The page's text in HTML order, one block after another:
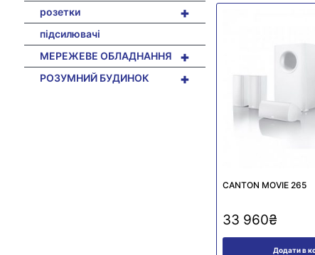
CANTON MOVIE 265
33 960₴
Додати в
+
розетки
підсилювачі
+
МЕРЕЖЕВЕ ОБЛАДНАННЯ
+
РОЗУМНИЙ БУДИНОК